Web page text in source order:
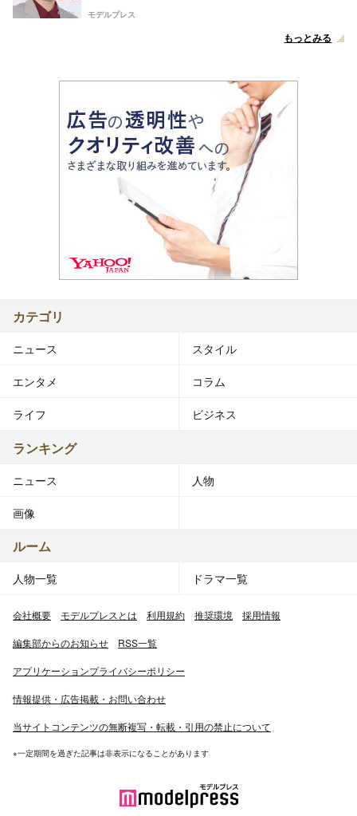
モデルプレス
もっとみる
カテゴリ
ニュース スタイル
エンタメ コラム
ライフ ビジネス
ランキング
ニュース 人物
画像
ルーム
人物一覧 ドラマ一覧
会社概要 モデルプレスとは 利用規約 推奨環境 採用情報
編集部からのお知らせ RSS一覧
アプリケーションプライバシーポリシー
情報提供・広告掲載・お問い合わせ
当サイトコンテンツの無断複写・転載・引用の禁止について
※一定期間を過ぎた記事は非表示になることがあります